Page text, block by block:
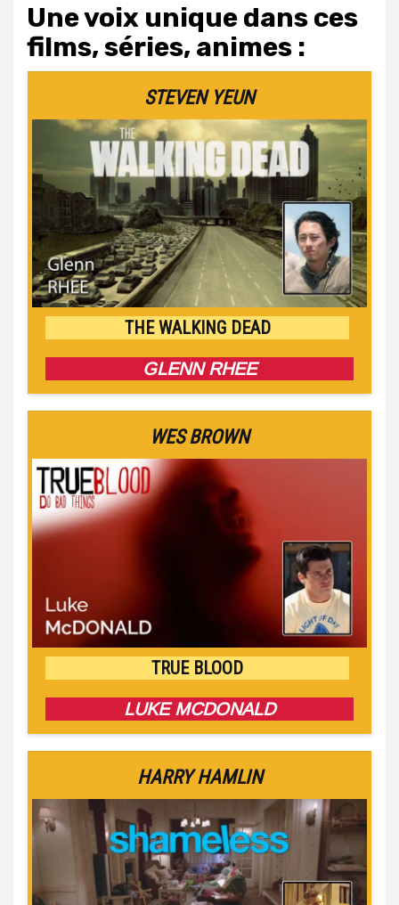
Une voix unique dans ces
films, séries, animes :
STEVEN YEUN
THE WALKING DEAD
GLENN RHEE
WES BROWN
TRUE BLOOD
LUKE MCDONALD
HARRY HAMLIN